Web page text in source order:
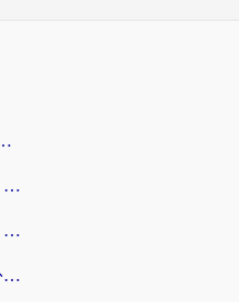
域限制，还能畅看腾讯视频与国内热剧
迪拜网络为什么微信不能视频？海外党必看的回国加速全攻略
在国外能正常使用国内软件吗？海外党亲测有效的无缝访问指南
哔哩哔哩在国外怎么看番？海外党追剧看片的终极解决方案